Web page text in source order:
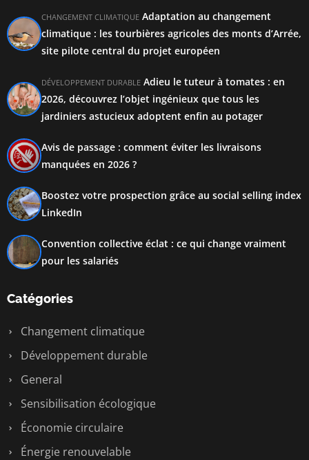
CHANGEMENT CLIMATIQUE Adaptation au changement
climatique : les tourbières agricoles des monts d’Arrée,
site pilote central du projet européen
DÉVELOPPEMENT DURABLE Adieu le tuteur à tomates : en
2026, découvrez l’objet ingénieux que tous les
jardiniers astucieux adoptent enfin au potager
Avis de passage : comment éviter les livraisons
manquées en 2026 ?
Boostez votre prospection grâce au social selling index
LinkedIn
Convention collective éclat : ce qui change vraiment
pour les salariés
Catégories
Changement climatique
Développement durable
General
Sensibilisation écologique
Économie circulaire
Énergie renouvelable